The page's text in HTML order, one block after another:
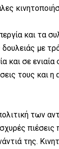
και τα
με
και σε ενιαία
τους και
των
πιέσεις
της.